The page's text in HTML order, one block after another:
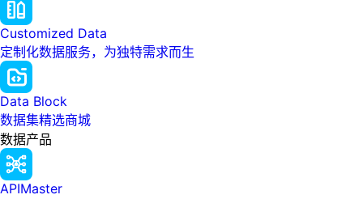
Customized Data
定制化数据服务，为独特需求而生
Data Block
数据集精选商城
数据产品
APIMaster